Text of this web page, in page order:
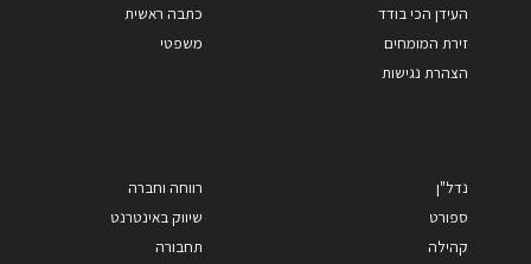
העידן הכי בודד
זירת המומחים
הצהרת נגישות
כתבה ראשית
משפטי
נדל"ן
ספורט
קהילה
רווחה וחברה
שיווק באינטרנט
תחבורה